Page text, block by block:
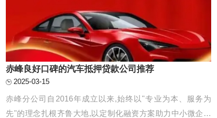
赤峰良好口碑的汽车抵押贷款公司推荐
2025-03-15
赤峰分公司自2016年成立以来,始终以"专业为本、服务为
先"的理念扎根齐鲁大地,以定制化融资方案助力中小微企业